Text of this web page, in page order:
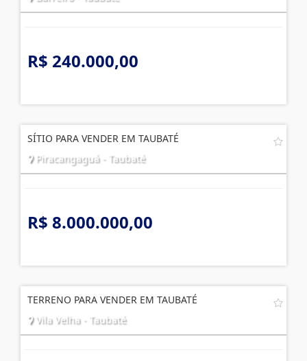
R$ 240.000,00
SÍTIO PARA VENDER EM TAUBATÉ
Piracangaguá - Taubaté
R$ 8.000.000,00
TERRENO PARA VENDER EM TAUBATÉ
Vila Velha - Taubaté